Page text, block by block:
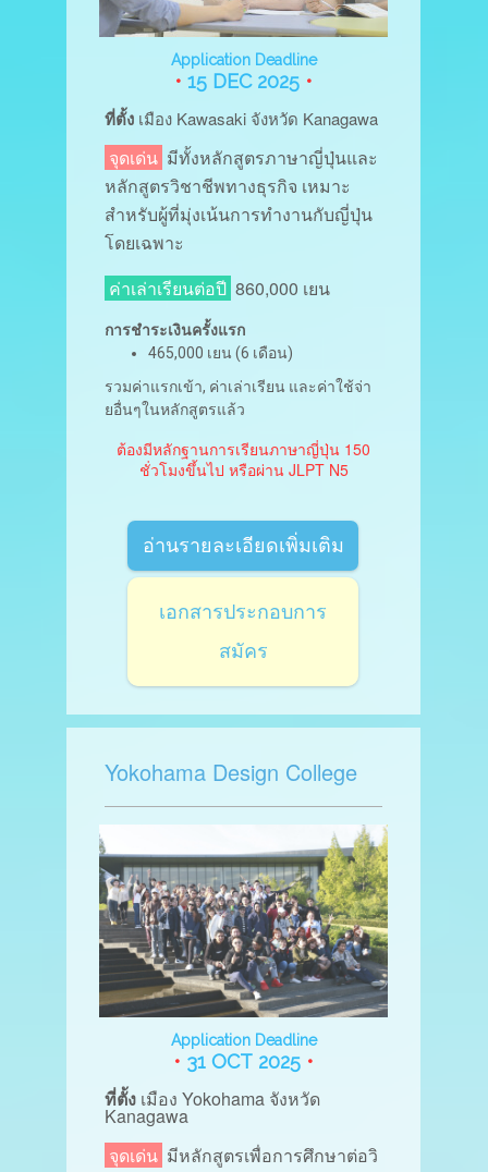
Application Deadline
• 15 DEC 2025 •
ที่ตั้ง เมือง Kawasaki จังหวัด Kanagawa
จุดเด่น มีทั้งหลักสูตรภาษาญี่ปุ่นและ
หลักสูตรวิชาชีพทางธุรกิจ เหมาะ
สำหรับผู้ที่มุ่งเน้นการทำงานกับญี่ปุ่น
โดยเฉพาะ
ค่าเล่าเรียนต่อปี 860,000 เยน
การชำระเงินครั้งแรก
465,000 เยน (6 เดือน)
รวมค่าแรกเข้า, ค่าเล่าเรียน และค่าใช้จ่า
ยอื่นๆในหลักสูตรแล้ว
ต้องมีหลักฐานการเรียนภาษาญี่ปุ่น 150
ชั่วโมงขึ้นไป หรือผ่าน JLPT N5
อ่านรายละเอียดเพิ่มเติม
เอกสารประกอบการ
สมัคร
Yokohama Design College
Application Deadline
• 31 OCT 2025 •
ที่ตั้ง เมือง Yokohama จังหวัด
Kanagawa
จุดเด่น มีหลักสูตรเพื่อการศึกษาต่อวิ